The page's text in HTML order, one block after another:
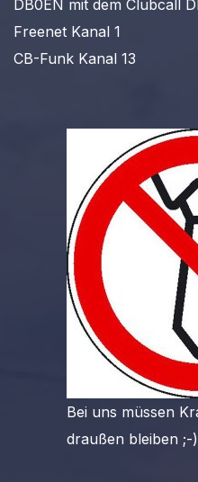
DB0EN mit dem Clubcall
Freenet Kanal 1
CB-Funk Kanal 13
Bei uns müssen
draußen bleiben ;-)